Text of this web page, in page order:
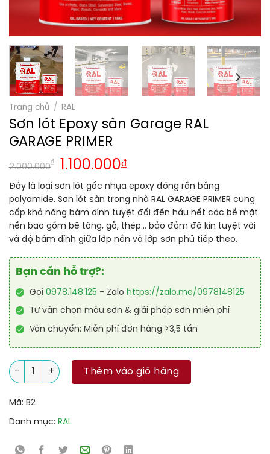
Trang chủ / RAL
Sơn lót Epoxy sàn Garage RAL
GARAGE PRIMER
2.000.000
₫ 1.100.000₫
Đây là loại sơn lót gốc nhựa epoxy đóng rắn bằng
polyamide. Sơn lót sàn trong nhà RAL GARAGE PRIMER cung
cấp khả năng bám dính tuyệt đối đến hầu hết các bề mặt
nền bao gồm bê tông, gỗ, thép… bảo đảm độ kín tuyệt vời
và độ bám dính giữa lớp nền và lớp sơn phủ tiếp theo.
Bạn cần hỗ trợ?:
Gọi 0978.148.125 - Zalo https://zalo.me/0978148125
Tư vấn chọn màu sơn & giải pháp sơn miễn phí
Vận chuyển: Miễn phí đơn hàng >3,5 tấn
Sơn lót Epoxy sàn Garage RAL GARAGE PRIMER số lượng
Thêm vào giỏ hàng
Mã: B2
Danh mục: RAL